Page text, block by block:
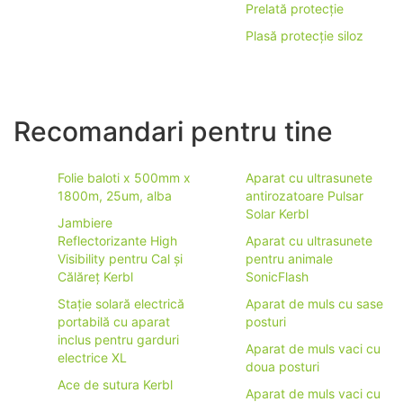
Prelată protecție
Plasă protecție siloz
Recomandari pentru tine
Folie baloti x 500mm x
1800m, 25um, alba
Jambiere
Reflectorizante High
Visibility pentru Cal și
Călăreț Kerbl
Stație solară electrică
portabilă cu aparat
inclus pentru garduri
electrice XL
Ace de sutura Kerbl
Aparat cu ultrasunete
antirozatoare Pulsar
Solar Kerbl
Aparat cu ultrasunete
pentru animale
SonicFlash
Aparat de muls cu sase
posturi
Aparat de muls vaci cu
doua posturi
Aparat de muls vaci cu